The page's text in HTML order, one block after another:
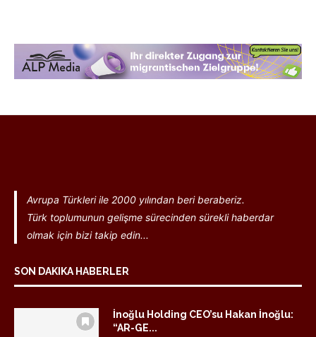
Avrupa Türkleri ile 2000 yılından beri beraberiz.
Türk toplumunun gelişme sürecinden sürekli haberdar
olmak için bizi takip edin...
SON DAKIKA HABERLER
İnoğlu Holding CEO’su Hakan İnoğlu:
“AR-GE...